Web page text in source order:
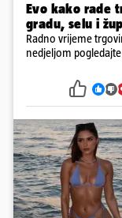
Evo kako rade
gradu, selu i
Radno vrijeme
nedjeljom
i šoping centri sami